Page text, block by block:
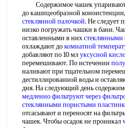
Содержимое чашек
до кашицеобразной
стеклянной палочкой. Не следует
низко погружать чашки в бани.
оставленными в нихстеклянными
охлаждают докомнатной
добавляют по 10 млуксусной
перемешивают. По истечении
наливают при тщательном
дестиллированной воды и
дня. На следующий день
медленно фильтруютчерез
стеклянными пористыми
отсасывают и переносят на
чашек. Чтобы осадок не проникал